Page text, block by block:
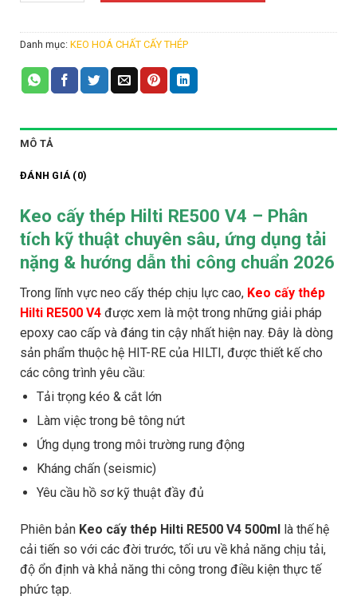
Danh mục: KEO HOÁ CHẤT CẤY THÉP
MÔ TẢ
ĐÁNH GIÁ (0)
Keo cấy thép Hilti RE500 V4 – Phân
tích kỹ thuật chuyên sâu, ứng dụng tải
nặng & hướng dẫn thi công chuẩn 2026
Trong lĩnh vực neo cấy thép chịu lực cao, Keo cấy thép
Hilti RE500 V4 được xem là một trong những giải pháp
epoxy cao cấp và đáng tin cậy nhất hiện nay. Đây là dòng
sản phẩm thuộc hệ HIT-RE của HILTI, được thiết kế cho
các công trình yêu cầu:
Tải trọng kéo & cắt lớn
Làm việc trong bê tông nứt
Ứng dụng trong môi trường rung động
Kháng chấn (seismic)
Yêu cầu hồ sơ kỹ thuật đầy đủ
Phiên bản Keo cấy thép Hilti RE500 V4 500ml là thế hệ
cải tiến so với các đời trước, tối ưu về khả năng chịu tải,
độ ổn định và khả năng thi công trong điều kiện thực tế
phức tạp.